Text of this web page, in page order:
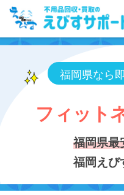
福岡県なら
フィット
福岡県最
福岡えび